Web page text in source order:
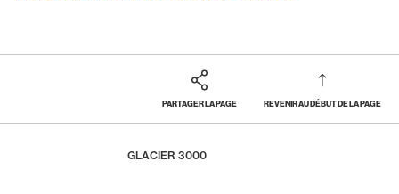
PARTAGER LA PAGE REVENIR AU DÉBUT DE LA PAGE
GLACIER 3000